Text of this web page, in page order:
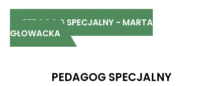
PEDAGOG SPECJALNY - MARTA
GŁOWACKA
PEDAGOG SPECJALNY